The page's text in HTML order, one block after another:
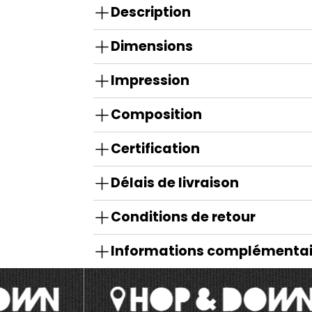
Description
Dimensions
Impression
Composition
Certification
Délais de livraison
Conditions de retour
Informations